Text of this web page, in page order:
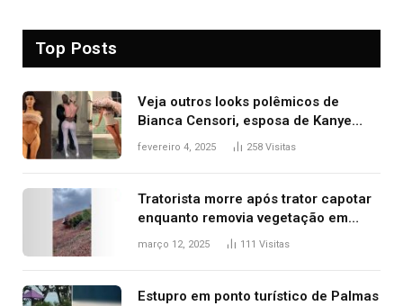
Top Posts
Veja outros looks polêmicos de
Bianca Censori, esposa de Kanye
West que apareceu nua no Grammy
fevereiro 4, 2025 258 Visitas
Tratorista morre após trator capotar
enquanto removia vegetação em
ribanceira de rodovia
março 12, 2025 111 Visitas
Estupro em ponto turístico de Palmas